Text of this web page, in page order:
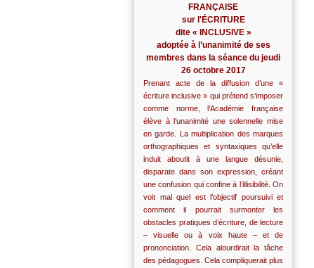
FRANÇAISE
sur l'ÉCRITURE
dite « INCLUSIVE »
adoptée à l’unanimité de ses
membres dans la séance du jeudi
26 octobre 2017
Prenant acte de la diffusion d’une «
écriture inclusive » qui prétend s’imposer
comme norme, l’Académie française
élève à l’unanimité une solennelle mise
en garde. La multiplication des marques
orthographiques et syntaxiques qu’elle
induit aboutit à une langue désunie,
disparate dans son expression, créant
une confusion qui confine à l’illisibilité. On
voit mal quel est l’objectif poursuivi et
comment il pourrait surmonter les
obstacles pratiques d’écriture, de lecture
– visuelle ou à voix haute – et de
prononciation. Cela alourdirait la tâche
des pédagogues. Cela compliquerait plus